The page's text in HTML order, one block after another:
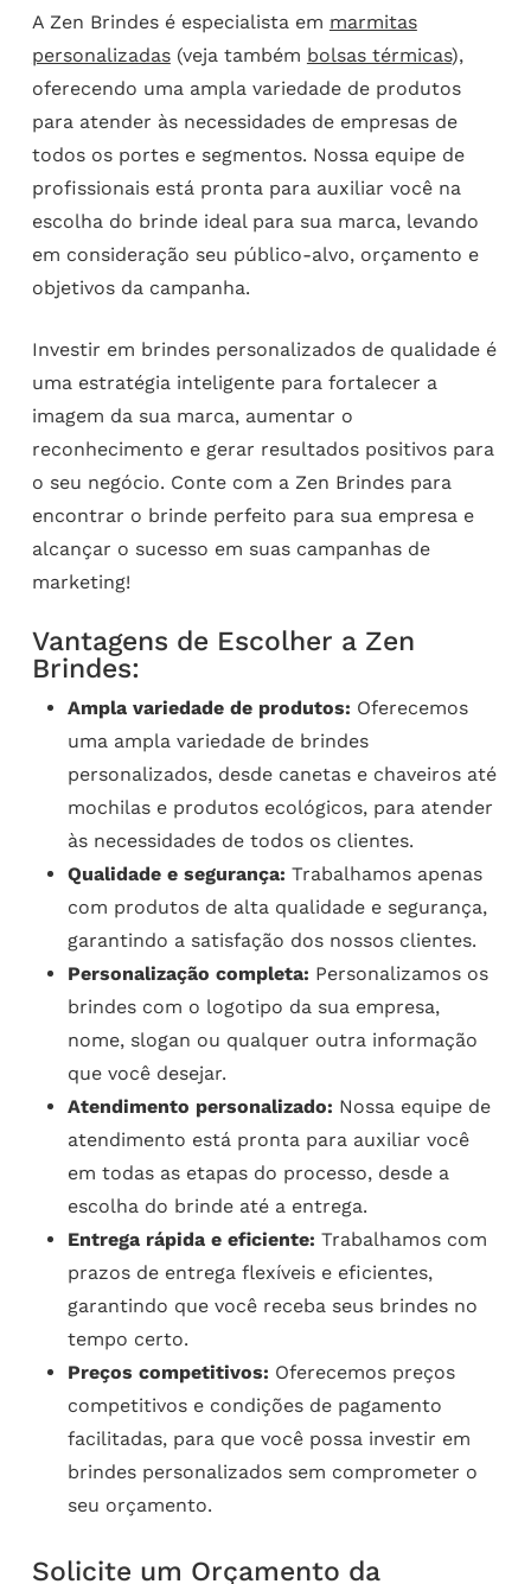
A Zen Brindes é especialista em marmitas
personalizadas(veja também bolsas térmicas),
oferecendo uma ampla variedade de produtos
para atender às necessidades de empresas de
todos os portes e segmentos. Nossa equipe de
profissionais está pronta para auxiliar você na
escolha do brinde ideal para sua marca, levando
em consideração seu público-alvo, orçamento e
objetivos da campanha.
Investir em brindes personalizados de qualidade é
uma estratégia inteligente para fortalecer a
imagem da sua marca, aumentar o
reconhecimento e gerar resultados positivos para
o seu negócio. Conte com a Zen Brindes para
encontrar o brinde perfeito para sua empresa e
alcançar o sucesso em suas campanhas de
marketing!
Vantagens de Escolher a Zen
Brindes:
Ampla variedade de produtos: Oferecemos
uma ampla variedade de brindes
personalizados, desde canetas e chaveiros até
mochilas e produtos ecológicos, para atender
às necessidades de todos os clientes.
Qualidade e segurança: Trabalhamos apenas
com produtos de alta qualidade e segurança,
garantindo a satisfação dos nossos clientes.
Personalização completa: Personalizamos os
brindes com o logotipo da sua empresa,
nome, slogan ou qualquer outra informação
que você desejar.
Atendimento personalizado: Nossa equipe de
atendimento está pronta para auxiliar você
em todas as etapas do processo, desde a
escolha do brinde até a entrega.
Entrega rápida e eficiente: Trabalhamos com
prazos de entrega flexíveis e eficientes,
garantindo que você receba seus brindes no
tempo certo.
Preços competitivos: Oferecemos preços
competitivos e condições de pagamento
facilitadas, para que você possa investir em
brindes personalizados sem comprometer o
seu orçamento.
Solicite um Orçamento da